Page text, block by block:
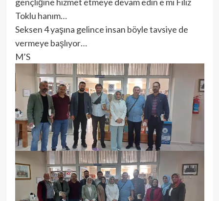
Toklu hanım…
Seksen 4 yaşına gelince insan böyle tavsiye de
vermeye başlıyor…
M’S